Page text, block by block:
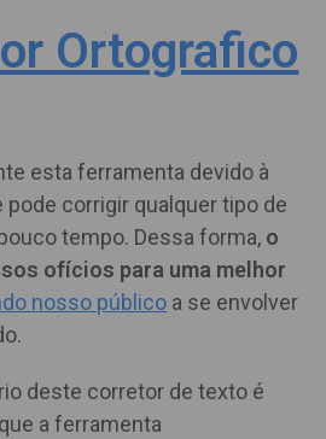
Ortografico
esta ferramenta devido à
pode corrigir qualquer tipo de
tempo. Dessa forma, o
ofícios para uma melhor
nosso público a se envolver
deste corretor de texto é
a ferramenta